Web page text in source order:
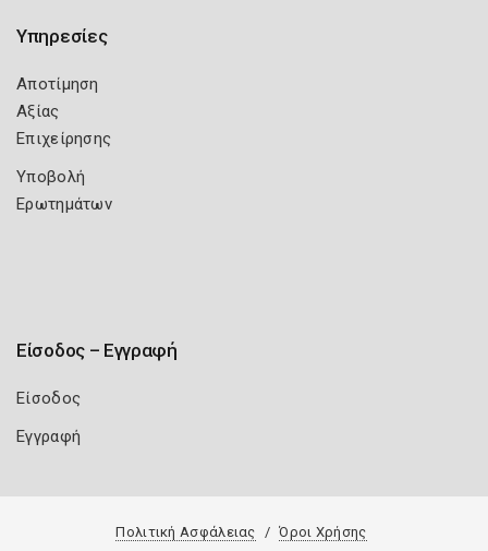
Υπηρεσίες
Αποτίμηση
Αξίας
Επιχείρησης
Υποβολή
Ερωτημάτων
Είσοδος – Εγγραφή
Είσοδος
Εγγραφή
Πολιτική Ασφάλειας Όροι Χρήσης